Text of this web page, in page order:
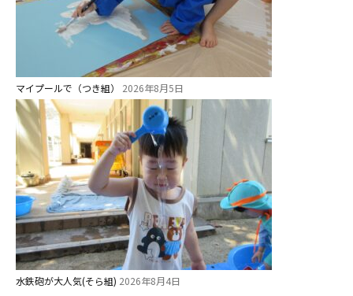
マイプールで（つき組） 2026年8月5日
水鉄砲が大人気(そら組) 2026年8月4日